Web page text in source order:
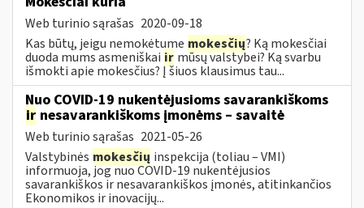
Web turinio sąrašas 2020-09-18
Kas būtų, jeigu nemokėtume mokesčių? Ką mokesčiai
duoda mums asmeniškai ir mūsų valstybei? Ką svarbu
išmokti apie mokesčius? Į šiuos klausimus tau...
Nuo COVID-19 nukentėjusioms savarankiškoms
ir nesavarankiškoms įmonėms – savaitė
Web turinio sąrašas 2021-05-26
Valstybinės mokesčių inspekcija (toliau – VMI)
informuoja, jog nuo COVID-19 nukentėjusios
savarankiškos ir nesavarankiškos įmonės, atitinkančios
Ekonomikos ir inovacijų...